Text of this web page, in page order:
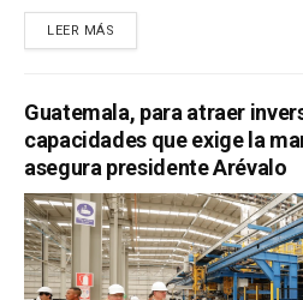
LEER MÁS
Guatemala, para atraer
capacidades que exige la
asegura presidente Arévalo